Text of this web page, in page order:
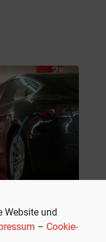
Website und
– Cookie-
E-Auto-
400